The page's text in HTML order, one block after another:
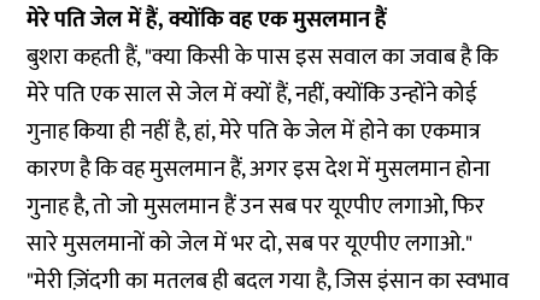
मेरे पति जेल में हैं, क्योंकि वह एक मुसलमान हैं
बुशरा कहती हैं, "क्या किसी के पास इस सवाल का जवाब है कि
मेरे पति एक साल से जेल में क्यों हैं, नहीं, क्योंकि उन्होंने कोई
गुनाह किया ही नहीं है, हां, मेरे पति के जेल में होने का एकमात्र
कारण है कि वह मुसलमान हैं, अगर इस देश में मुसलमान होना
गुनाह है, तो जो मुसलमान हैं उन सब पर यूएपीए लगाओ, फिर
सारे मुसलमानों को जेल में भर दो, सब पर यूएपीए लगाओ."
"मेरी ज़िंदगी का मतलब ही बदल गया है, जिस इंसान का स्वभाव